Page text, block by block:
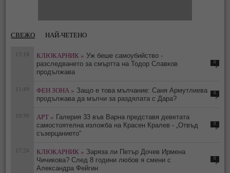
СВЕЖО НАЙ-ЧЕТЕНО
13:18 КЛЮКАРНИК » Уж беше самоубийство -
разследването за смъртта на Тодор Славков
продължава
0
11:49 ФЕН ЗОНА » Защо е това мълчание: Саня Армутлиева
продължава да мълчи за раздялата с Дара?
0
10:50 АРТ » Галерия 33 във Варна представя деветата
самостоятелна изложба на Красен Кралев - „Отвъд
съзерцанието“
0
17:24 КЛЮКАРНИК » Заряза ли Петър Дочев Ирмена
Чичикова? След 8 години любов я смени с
Александра Фейгин
0